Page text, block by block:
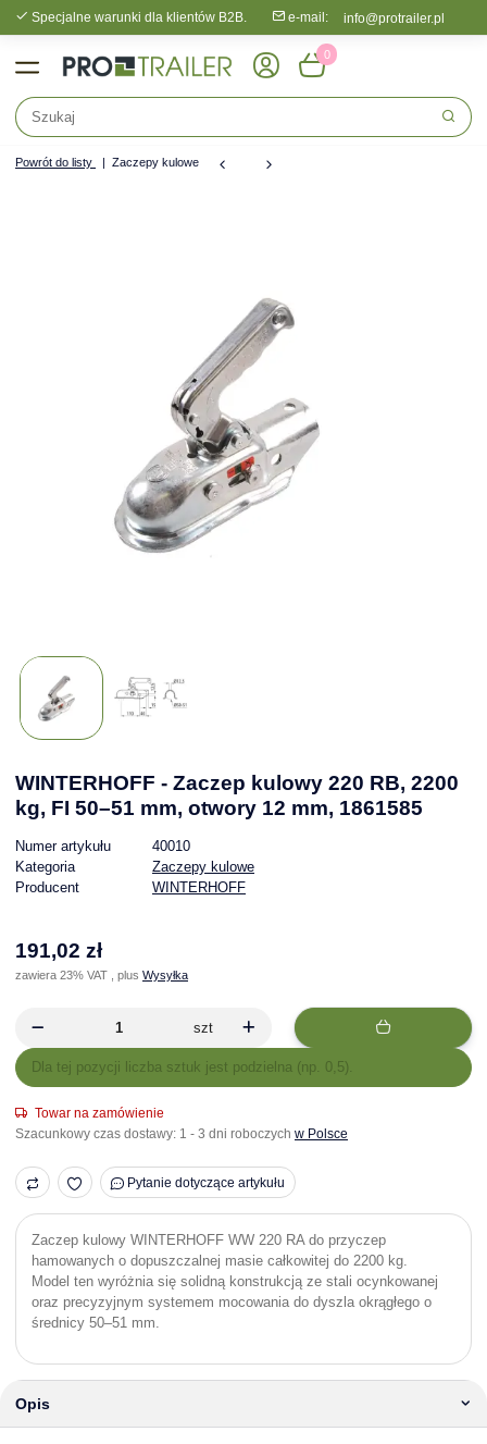
Specjalne warunki dla klientów B2B. e-mail: info@protrailer.pl
0
Powrót do listy Zaczepy kulowe
WINTERHOFF - Zaczep kulowy 220 RB, 2200
kg, FI 50–51 mm, otwory 12 mm, 1861585
Numer artykułu
40010
Kategoria
Zaczepy kulowe
Producent
WINTERHOFF
191,02 zł
zawiera 23% VAT , plus Wysyłka
szt
xDla tej pozycji liczba sztuk jest podzielna (np. 0,5).
Towar na zamówienie
Szacunkowy czas dostawy: 1 - 3 dni roboczych w Polsce
Pytanie dotyczące artykułu
Zaczep kulowy WINTERHOFF WW 220 RA do przyczep
hamowanych o dopuszczalnej masie całkowitej do 2200 kg.
Model ten wyróżnia się solidną konstrukcją ze stali ocynkowanej
oraz precyzyjnym systemem mocowania do dyszla okrągłego o
średnicy 50–51 mm.
Opis